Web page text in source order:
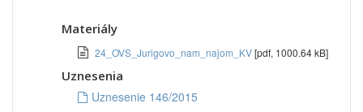
Materiály
24_OVS_Jurigovo_nam_najom_KV[pdf, 1000.64 kB]
Uznesenia
Uznesenie 146/2015